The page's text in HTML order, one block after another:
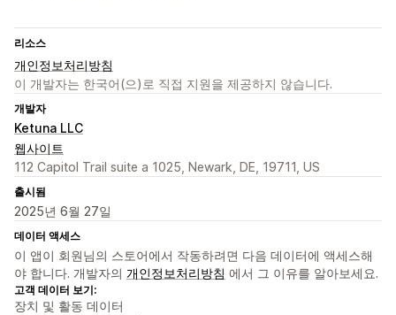
리소스
개인정보처리방침
이 개발자는 한국어(으)로 직접 지원을 제공하지 않습니다.
개발자
Ketuna LLC
웹사이트
112 Capitol Trail suite a 1025, Newark, DE, 19711, US
출시됨
2025년 6월 27일
데이터 액세스
이 앱이 회원님의 스토어에서 작동하려면 다음 데이터에 액세스해
야 합니다. 개발자의 개인정보처리방침 에서 그 이유를 알아보세요.
고객 데이터 보기:
장치 및 활동 데이터